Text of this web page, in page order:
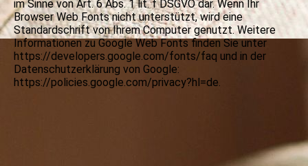
im Sinne von Art. 6 Abs. 1 lit. f DSGVO dar. Wenn Ihr
Browser Web Fonts nicht unterstützt, wird eine
Standardschrift von Ihrem Computer genutzt. Weitere
Informationen zu Google Web Fonts finden Sie unter
https://developers.google.com/fonts/faq und in der
Datenschutzerklärung von Google:
https://policies.google.com/privacy?hl=de.